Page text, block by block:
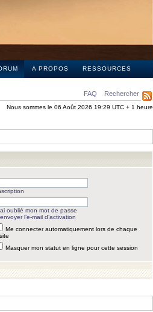
A PROPOS RESSOURCES
FAQ Rechercher
Nous sommes le 06 Août 2026 19:29 UTC + 1 heure
oublié mon mot de passe
l’e-mail d’activation
Me connecter automatiquement lors de chaque
Masquer mon statut en ligne pour cette session